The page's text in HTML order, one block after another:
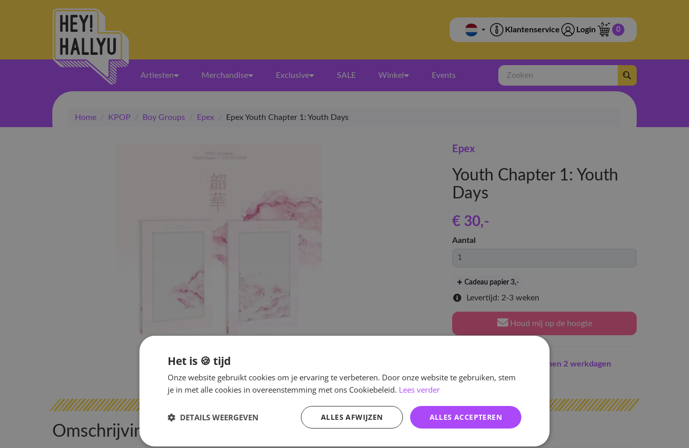
Klantenservice Login 0
Artiesten Merchandise Exclusive SALE Winkel Events
Zoeken
Home / KPOP / Boy Groups / Epex / Epex Youth Chapter 1: Youth Days
Epex
Youth Chapter 1: Youth
Days
€ 30,-
Aantal
Cadeau papier 3,-
Levertijd: 2-3 weken
Houd mij op de hoogte
binnen 2 werkdagen
verzonden
Omschrijving Specificaties
Het is 🍪 tijd
Onze website gebruikt cookies om je ervaring te verbeteren. Door onze website te gebruiken, stem
je in met alle cookies in overeenstemming met ons Cookiebeleid. Lees verder
ALLES ACCEPTEREN
ALLES AFWIJZEN
DETAILS WEERGEVEN